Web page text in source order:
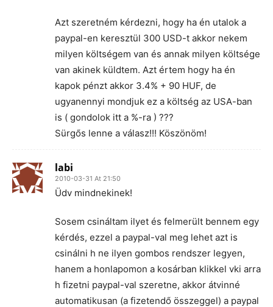
Azt szeretném kérdezni, hogy ha én utalok a
paypal-en keresztül 300 USD-t akkor nekem
milyen költségem van és annak milyen költsége
van akinek küldtem. Azt értem hogy ha én
kapok pénzt akkor 3.4% + 90 HUF, de
ugyanennyi mondjuk ez a költség az USA-ban
is ( gondolok itt a %-ra ) ???
Sürgős lenne a válasz!!! Köszönöm!
labi
2010-03-31 At 21:50
Üdv mindnekinek!
Sosem csináltam ilyet és felmerült bennem egy
kérdés, ezzel a paypal-val meg lehet azt is
csinálni h ne ilyen gombos rendszer legyen,
hanem a honlapomon a kosárban klikkel vki arra
h fizetni paypal-val szeretne, akkor átvinné
automatikusan (a fizetendő összeggel) a paypal